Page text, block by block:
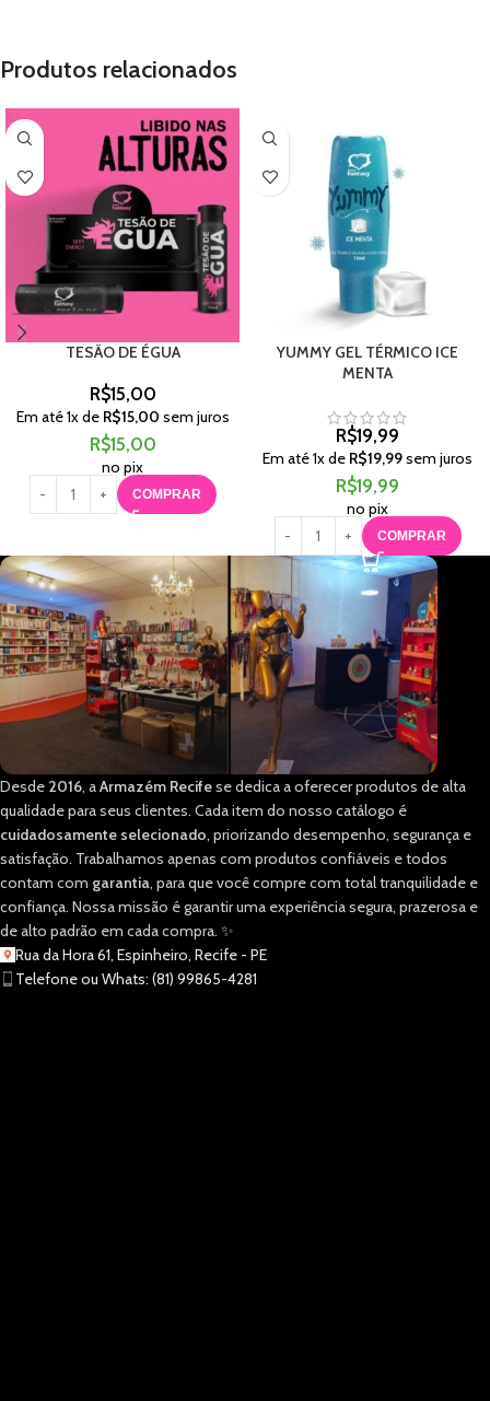
Produtos relacionados
TESÃO DE ÉGUA
R$15,00
Em até1x de R$15,00 sem juros
R$15,00
no pix
COMPRAR
YUMMY GEL TÉRMICO ICE
MENTA
R$19,99
Em até1x de R$19,99sem juros
R$19,99
no pix
COMPRAR
Desde 2016, aArmazém Recifese dedica a oferecer produtos de alta
qualidade para seus clientes. Cada item do nosso catálogo é
cuidadosamente selecionado, priorizando desempenho, segurança e
satisfação. Trabalhamos apenas com produtos confiáveis e todos
contam com garantia, para que você compre com total tranquilidade e
confiança. Nossa missão é garantir uma experiência segura, prazerosa e
de alto padrão em cada compra. ✨
Rua da Hora 61, Espinheiro, Recife - PE
Telefone ou Whats: (81) 99865-4281